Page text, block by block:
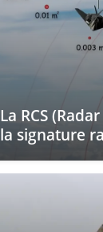
La RCS
la signature